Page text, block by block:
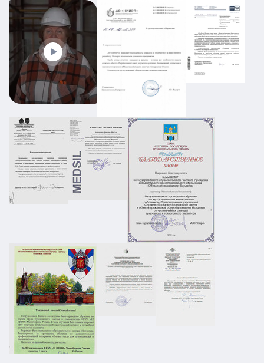
ПЛДЧС для МБУ ДО «Образовательный
центр «Смена»
ГО и ЧС
ПДЛЧС
19.08.2025 ПОДРОБНЕЕ
Промышленный объект РТИ:
категорирование, Ситуационный план и
Плана охраны объекта
АТЗ Паспорт АТЗ Паспорт безопасности
Постановление Правительства №258
01.03.2026 ПОДРОБНЕЕ
ПЛДЧС для ООО "НС-Ойл"
ПОДРОБНЕЕ
Паспорт безопасности для предприятия
НПП в г. Москва
АТЗ Паспорт АТЗ
Постановление Правительства №258
26.12.2025